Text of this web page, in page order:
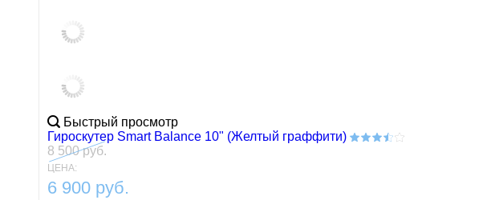
Быстрый просмотр
Гироскутер Smart Balance 10" (Желтый граффити)
8 500 руб.
ЦЕНА:
6 900 руб.